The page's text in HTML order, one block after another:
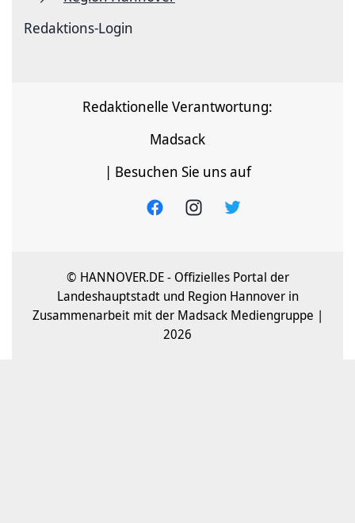
Redaktions-Login
Redaktionelle Verantwortung:
Madsack
| Besuchen Sie uns auf
© HANNOVER.DE - Offizielles Portal der
Landeshauptstadt und Region Hannover in
Zusammenarbeit mit der Madsack Mediengruppe |
2026